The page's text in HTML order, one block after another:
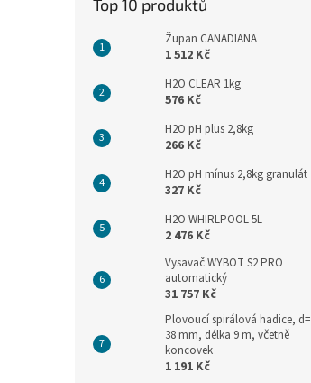
Top 10 produktů
Župan CANADIANA
1 512 Kč
H2O CLEAR 1kg
576 Kč
H2O pH plus 2,8kg
266 Kč
H2O pH mínus 2,8kg granulát
327 Kč
H2O WHIRLPOOL 5L
2 476 Kč
Vysavač WYBOT S2 PRO
automatický
31 757 Kč
Plovoucí spirálová hadice, d=
38 mm, délka 9 m, včetně
koncovek
1 191 Kč